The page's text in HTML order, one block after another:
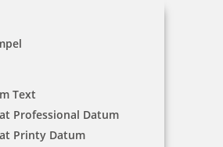
Text
Professional Datum
Printy Datum